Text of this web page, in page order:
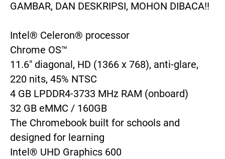
GAMBAR, DAN DESKRIPSI, MOHON DIBACA!!
Intel® Celeron® processor
Chrome OS™
11.6" diagonal, HD (1366 x 768), anti-glare,
220 nits, 45% NTSC
4 GB LPDDR4-3733 MHz RAM (onboard)
32 GB eMMC / 160GB
The Chromebook built for schools and
designed for learning
Intel® UHD Graphics 600